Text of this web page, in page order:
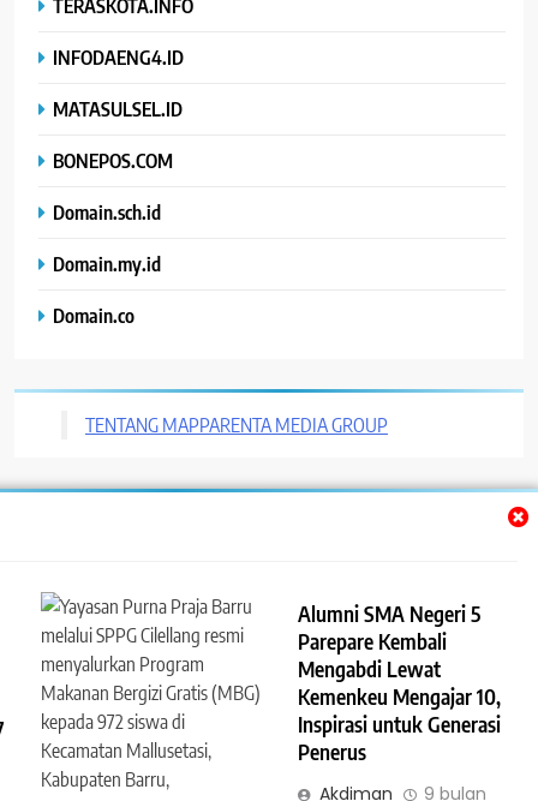
Alumni SMA Negeri 5
Parepare Kembali
Mengabdi Lewat
Kemenkeu Mengajar 10,
Inspirasi untuk Generasi
Penerus
Akdiman 9 bulan
TERASKOTA.INFO
INFODAENG4.ID
MATASULSEL.ID
BONEPOS.COM
Domain.sch.id
Domain.my.id
Domain.co
TENTANG MAPPARENTA MEDIA GROUP